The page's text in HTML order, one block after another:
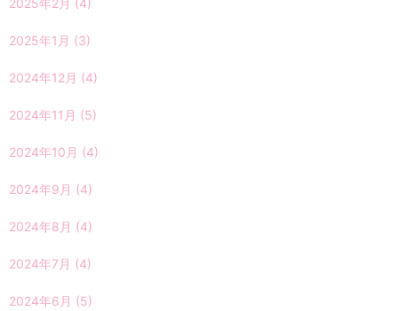
2025年2月 (4)
2025年1月 (3)
2024年12月 (4)
2024年11月 (5)
2024年10月 (4)
2024年9月 (4)
2024年8月 (4)
2024年7月 (4)
2024年6月 (5)